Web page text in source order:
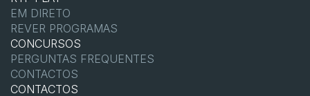
EM DIRETO
REVER PROGRAMAS
CONCURSOS
PERGUNTAS FREQUENTES
CONTACTOS
CONTACTOS